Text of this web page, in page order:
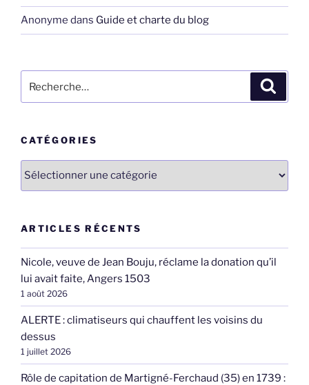
Anonyme dans Guide et charte du blog
pour
CATÉGORIES
Catégories
ARTICLES RÉCENTS
Nicole, veuve de Jean Bouju, réclame la donation qu’il
lui avait faite, Angers 1503
1 août 2026
ALERTE : climatiseurs qui chauffent les voisins du
dessus
1 juillet 2026
Rôle de capitation de Martigné-Ferchaud (35) en 1739 :